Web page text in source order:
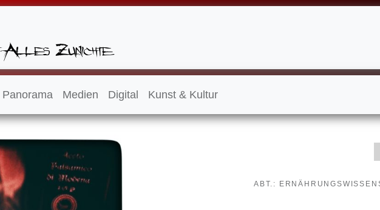
Panorama Medien Digital Kunst & Kultur
ABT.: